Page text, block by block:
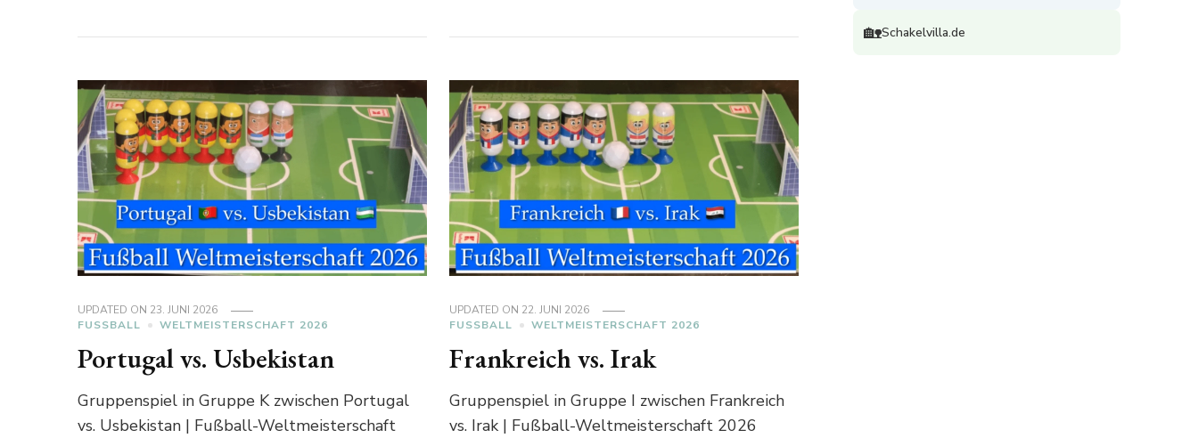
UPDATED ON 23. JUNI 2026
FUSSBALL
WELTMEISTERSCHAFT 2026
Portugal vs. Usbekistan
Gruppenspiel in Gruppe K zwischen Portugal
vs. Usbekistan | Fußball-Weltmeisterschaft
UPDATED ON 22. JUNI 2026
FUSSBALL
WELTMEISTERSCHAFT 2026
Frankreich vs. Irak
Gruppenspiel in Gruppe I zwischen Frankreich
vs. Irak | Fußball-Weltmeisterschaft 2026
🏡Schakelvilla.de